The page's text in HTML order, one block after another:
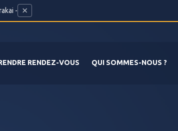
- ×
RENDEZ-VOUS QUI SOMMES-NOUS ?